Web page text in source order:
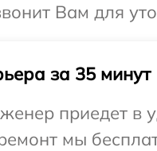
Вам для
за 35 минут
приедет в
мы